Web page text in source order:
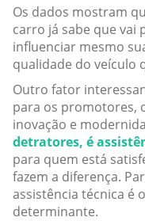
Os dados mostram
carro já sabe que vai
influenciar mesmo
qualidade do veículo
Outro fator
para os promotores,
inovação e
detratores, é
para quem está
fazem a diferença.
assistência técnica é
determinante.